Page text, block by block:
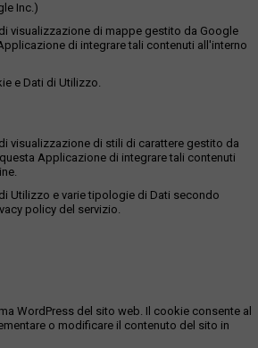
Inc.)
visualizzazione di mappe gestito da Google
di integrare tali contenuti all'interno
e Dati di Utilizzo.
visualizzazione di stili di carattere gestito da
Applicazione di integrare tali contenuti
Utilizzo e varie tipologie di Dati secondo
policy del servizio.
WordPress del sito web. Il cookie consente al
o modificare il contenuto del sito in